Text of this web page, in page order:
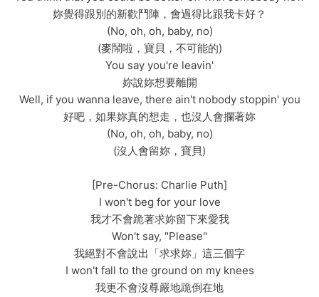
妳覺得跟別的新歡鬥陣，會過得比跟我卡好？
(No, oh, oh, baby, no)
(麥鬧啦，寶貝，不可能的)
You say you're leavin'
妳說妳想要離開
Well, if you wanna leave, there ain't nobody stoppin' you
好吧，如果妳真的想走，也沒人會攔著妳
(No, oh, oh, baby, no)
(沒人會留妳，寶貝)
[Pre-Chorus: Charlie Puth]
I won't beg for your love
我才不會跪著求妳留下來愛我
Won't say, "Please"
我絕對不會說出「求求妳」這三個字
I won't fall to the ground on my knees
我更不會沒尊嚴地跪倒在地